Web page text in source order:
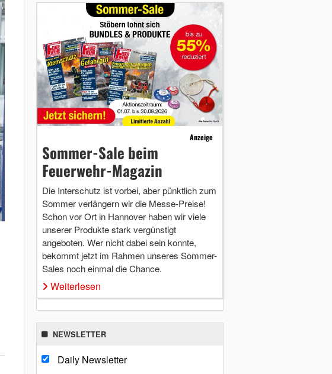
Anzeige
Sommer-Sale beim
Feuerwehr-Magazin
Die Interschutz ist vorbei, aber pünktlich zum
Sommer verlängern wir die Messe-Preise!
Schon vor Ort in Hannover haben wir viele
unserer Produkte stark vergünstigt
angeboten. Wer nicht dabei sein konnte,
bekommt jetzt im Rahmen unseres Sommer-
Sales noch einmal die Chance.
Weiterlesen
NEWSLETTER
Daily Newsletter